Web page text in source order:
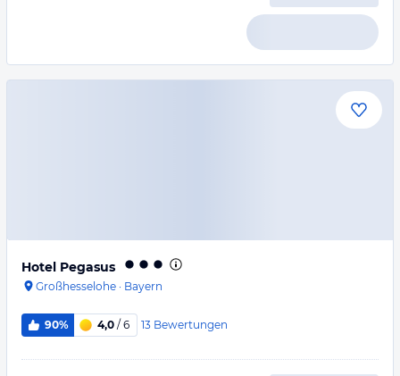
Hotel Pegasus
Großhesselohe · Bayern
90% 4,0 / 6 13 Bewertungen